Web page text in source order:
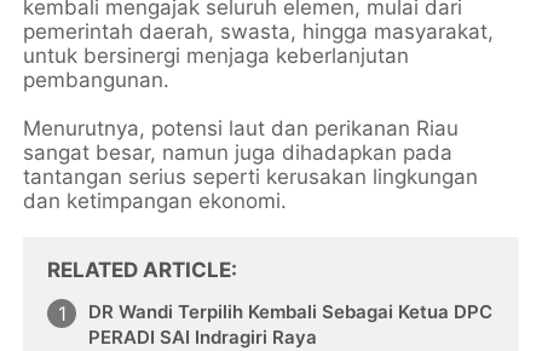
kembali mengajak seluruh elemen, mulai dari
pemerintah daerah, swasta, hingga masyarakat,
untuk bersinergi menjaga keberlanjutan
pembangunan.
Menurutnya, potensi laut dan perikanan Riau
sangat besar, namun juga dihadapkan pada
tantangan serius seperti kerusakan lingkungan
dan ketimpangan ekonomi.
RELATED ARTICLE
DR Wandi Terpilih Kembali Sebagai Ketua DPC
PERADI SAI Indragiri Raya